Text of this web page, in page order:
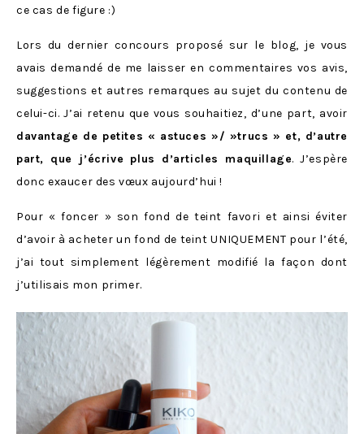
ce cas de figure :)
Lors du dernier concours proposé sur le blog, je vous
avais demandé de me laisser en commentaires vos avis,
suggestions et autres remarques au sujet du contenu de
celui-ci. J’ai retenu que vous souhaitiez, d’une part, avoir
davantage de petites « astuces »/ »trucs » et, d’autre
part, que j’écrive plus d’articles maquillage. J’espère
donc exaucer des vœux aujourd’hui !
Pour « foncer » son fond de teint favori et ainsi éviter
d’avoir à acheter un fond de teint UNIQUEMENT pour l’été,
j’ai tout simplement légèrement modifié la façon dont
j’utilisais mon primer.